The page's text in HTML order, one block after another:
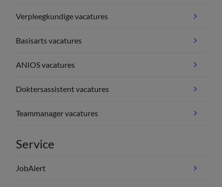
Verpleegkundige vacatures
Basisarts vacatures
ANIOS vacatures
Doktersassistent vacatures
Teammanager vacatures
Service
JobAlert